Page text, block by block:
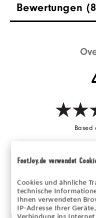
FootJoy.de verwendet
Cookies und ähnliche
technische
Ihnen verwendeten
IP-Adresse Ihrer
Bewertungen
Based